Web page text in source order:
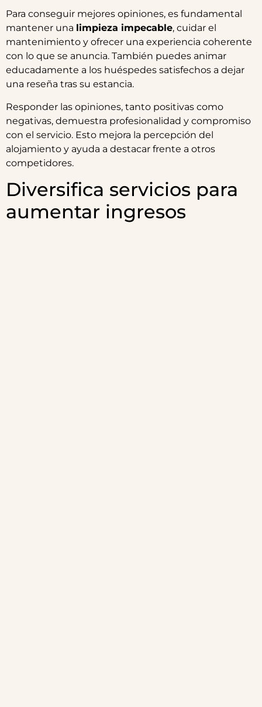
Para conseguir mejores opiniones, es fundamental
mantener una limpieza impecable, cuidar el
mantenimiento y ofrecer una experiencia coherente
con lo que se anuncia. También puedes animar
educadamente a los huéspedes satisfechos a dejar
una reseña tras su estancia.
Responder las opiniones, tanto positivas como
negativas, demuestra profesionalidad y compromiso
con el servicio. Esto mejora la percepción del
alojamiento y ayuda a destacar frente a otros
competidores.
Diversifica servicios para
aumentar ingresos